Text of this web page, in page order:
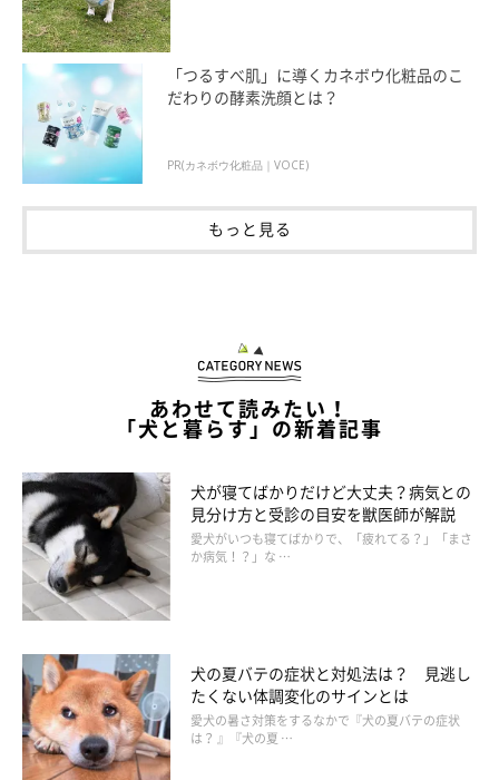
「つるすべ肌」に導くカネボウ化粧品のこ
だわりの酵素洗顔とは？
PR(カネボウ化粧品｜VOCE)
もっと見る
あわせて読みたい！
「犬と暮らす」の新着記事
犬が寝てばかりだけど大丈夫？病気との
見分け方と受診の目安を獣医師が解説
愛犬がいつも寝てばかりで、「疲れてる？」「まさ
か病気！？」な …
犬の夏バテの症状と対処法は？ 見逃し
たくない体調変化のサインとは
愛犬の暑さ対策をするなかで『犬の夏バテの症状
は？ 』『犬の夏 …